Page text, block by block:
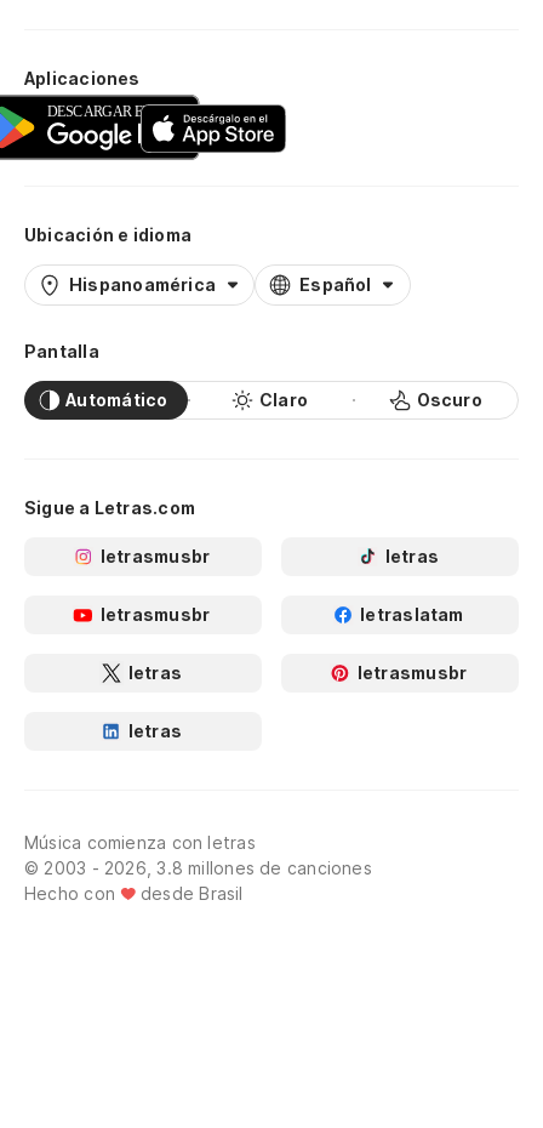
Aplicaciones
Ubicación e idioma
Hispanoamérica Español
Pantalla
Automático Claro Oscuro
Sigue a Letras.com
letrasmusbr letras
letrasmusbr letraslatam
letras letrasmusbr
letras
Música comienza con letras
© 2003 - 2026, 3.8 millones de canciones
Hecho con
desde Brasil